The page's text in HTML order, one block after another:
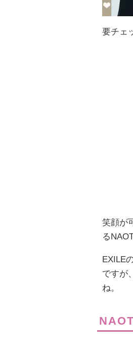
要チェ
笑顔が
る
EXILE
ですが
ね。